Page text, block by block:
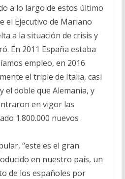
a lo largo de estos último
el Ejecutivo de Mariano
a la situación de crisis y
En 2011 España estaba
empleo, en 2016
el triple de Italia, casi
el doble que Alemania, y
en vigor las
1.800.000 nuevos
“este es el gran
en nuestro país, un
de los españoles por